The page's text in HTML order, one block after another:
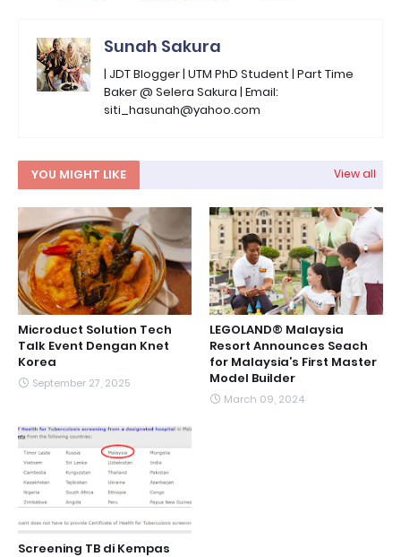
Sunah Sakura
| JDT Blogger | UTM PhD Student | Part Time
Baker @ Selera Sakura | Email:
siti_hasunah@yahoo.com
YOU MIGHT LIKE View all
Microduct Solution Tech
Talk Event Dengan Knet
Korea
September 27, 2025
LEGOLAND® Malaysia
Resort Announces Seach
for Malaysia’s First Master
Model Builder
March 09, 2024
Screening TB di Kempas